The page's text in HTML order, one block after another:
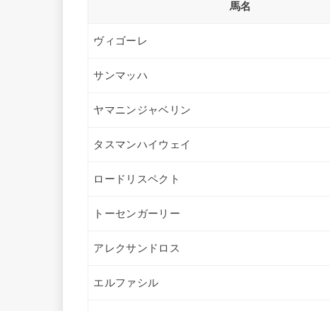
馬名
ヴィゴーレ
サンマッハ
ヤマニンジャベリン
タスマンハイウェイ
ロードリスペクト
トーセンガーリー
アレクサンドロス
エルファシル